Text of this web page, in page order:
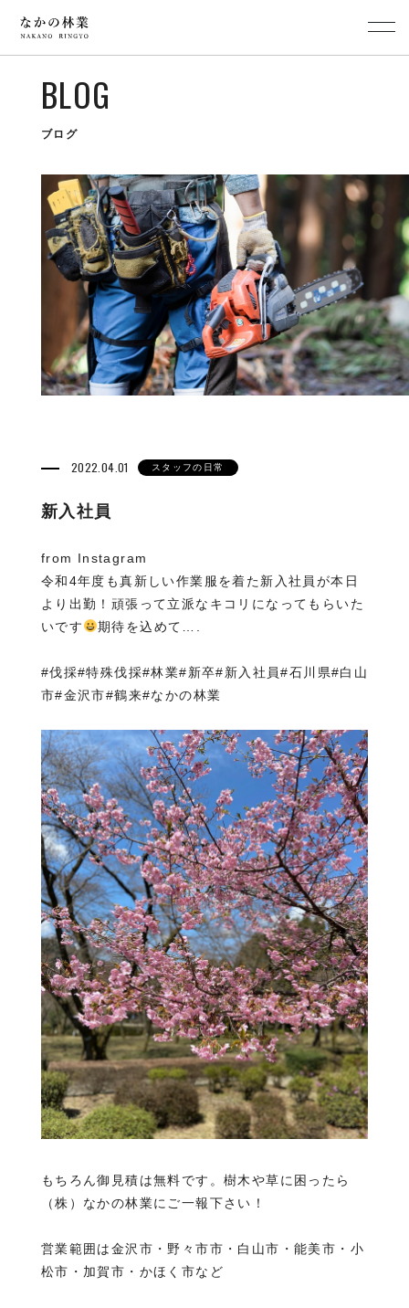
BLOG
ブログ
2022.04.01 スタッフの日常
新入社員
from Instagram
令和4年度も真新しい作業服を着た新入社員が本日
より出勤！頑張って立派なキコリになってもらいた
いです
期待を込めて….
#伐採#特殊伐採#林業#新卒#新入社員#石川県#白山
市#金沢市#鶴来#なかの林業
もちろん御見積は無料です。樹木や草に困ったら
（株）なかの林業にご一報下さい！
営業範囲は金沢市・野々市市・白山市・能美市・小
松市・加賀市・かほく市など